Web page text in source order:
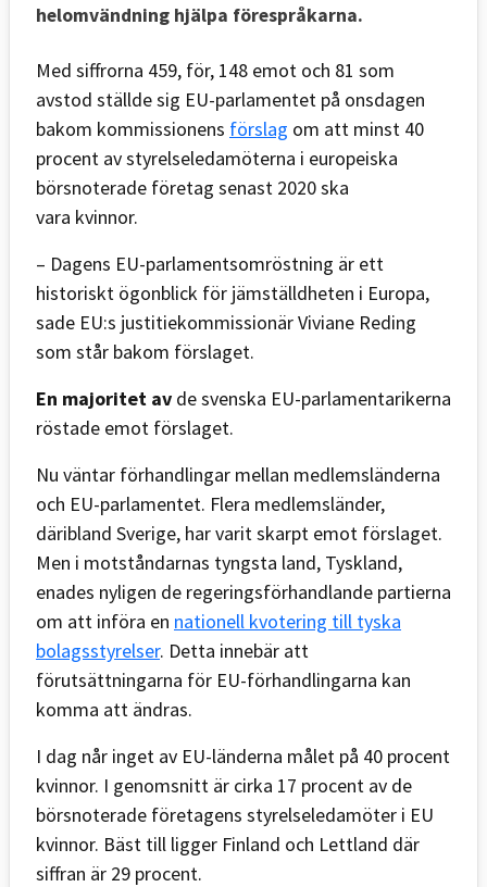
helomvändning hjälpa förespråkarna.
Med siffrorna 459, för, 148 emot och 81 som
avstod ställde sig EU-parlamentet på onsdagen
bakom kommissionens förslag om att minst 40
procent av styrelseledamöterna i europeiska
börsnoterade företag senast 2020 ska
vara kvinnor.
– Dagens EU-parlamentsomröstning är ett
historiskt ögonblick för jämställdheten i Europa,
sade EU:s justitiekommissionär Viviane Reding
som står bakom förslaget.
En majoritet av de svenska EU-parlamentarikerna
röstade emot förslaget.
Nu väntar förhandlingar mellan medlemsländerna
och EU-parlamentet. Flera medlemsländer,
däribland Sverige, har varit skarpt emot förslaget.
Men i motståndarnas tyngsta land, Tyskland,
enades nyligen de regeringsförhandlande partierna
om att införa en nationell kvotering till tyska
bolagsstyrelser. Detta innebär att
förutsättningarna för EU-förhandlingarna kan
komma att ändras.
I dag når inget av EU-länderna målet på 40 procent
kvinnor. I genomsnitt är cirka 17 procent av de
börsnoterade företagens styrelseledamöter i EU
kvinnor. Bäst till ligger Finland och Lettland där
siffran är 29 procent.